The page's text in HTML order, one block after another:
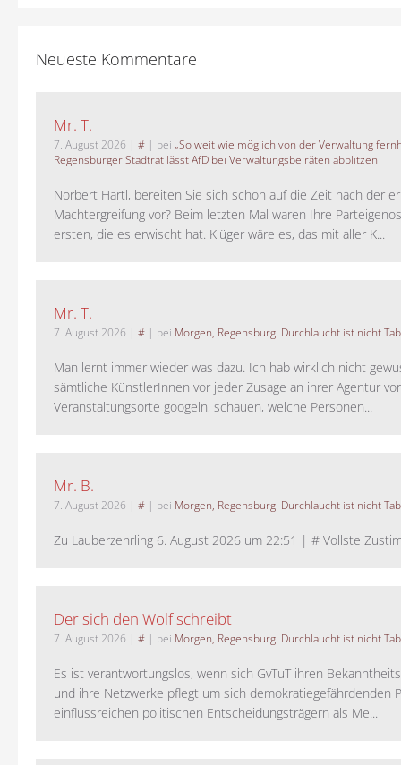
Neueste Kommentare
Mr. T.
7. August 2026 | # | bei „So weit wie möglich von der Verwaltung
Regensburger Stadtrat lässt AfD bei Verwaltungsbeiräten abblitzen
Norbert Hartl, bereiten Sie sich schon auf die Zeit nach der
Machtergreifung vor? Beim letzten Mal waren Ihre
ersten, die es erwischt hat. Klüger wäre es, das mit aller K...
Mr. T.
7. August 2026 | # | bei Morgen, Regensburg! Durchlaucht ist nicht
Man lernt immer wieder was dazu. Ich hab wirklich nicht
sämtliche KünstlerInnen vor jeder Zusage an ihrer Agentur
Veranstaltungsorte googeln, schauen, welche Personen...
Mr. B.
7. August 2026 | # | bei Morgen, Regensburg! Durchlaucht ist nicht
Zu Lauberzehrling 6. August 2026 um 22:51 | # Vollste
Der sich den Wolf schreibt
7. August 2026 | # | bei Morgen, Regensburg! Durchlaucht ist nicht
Es ist verantwortungslos, wenn sich GvTuT ihren
und ihre Netzwerke pflegt um sich demokratiegefährdenden
einflussreichen politischen Entscheidungsträgern als Me...